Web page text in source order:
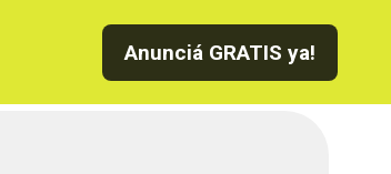
Anunciá GRATIS ya!